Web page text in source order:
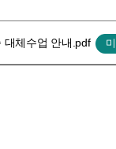
대체수업 안내.pdf